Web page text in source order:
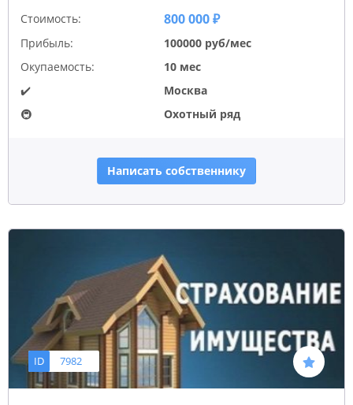
Стоимость: 800 000 ₽
Прибыль:
100000 руб/мес
Окупаемость:
10 мес
✔️
Москва
🚇
Охотный ряд
Написать собственнику
ID 7982